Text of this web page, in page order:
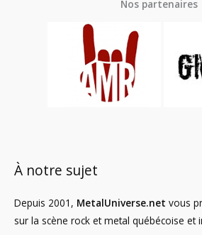
Nos partenaires
À notre sujet
Depuis 2001, MetalUniverse.net vous
sur la scène rock et metal québécoise et